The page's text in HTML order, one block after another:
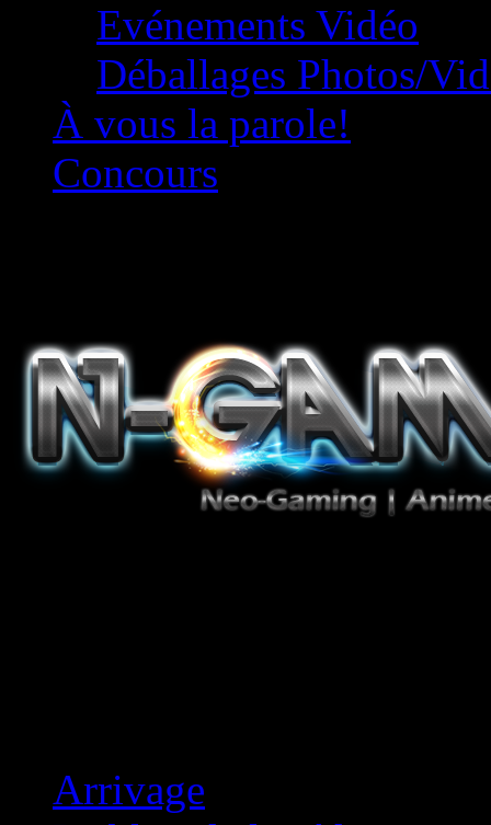
Evénements Vidéo
Déballages Photos/
À vous la parole!
Concours
Arrivage